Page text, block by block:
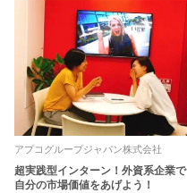
アプコグループジャパン株式会社
超実践型インターン！外資系企業で
自分の市場価値をあげよう！